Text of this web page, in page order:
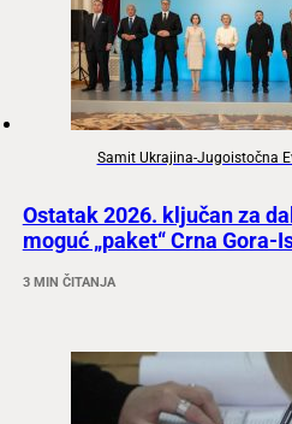
Samit Ukrajina-Jugoistočna
Ostatak 2026. ključan za
moguć „paket“ Crna Gora-
3 MIN ČITANJA